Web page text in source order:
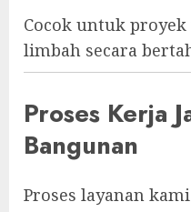
Cocok untuk
limbah secara
Proses Kerja
Bangunan
Proses layanan